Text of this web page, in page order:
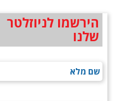
הירשמו לניוזלטר
שלנו